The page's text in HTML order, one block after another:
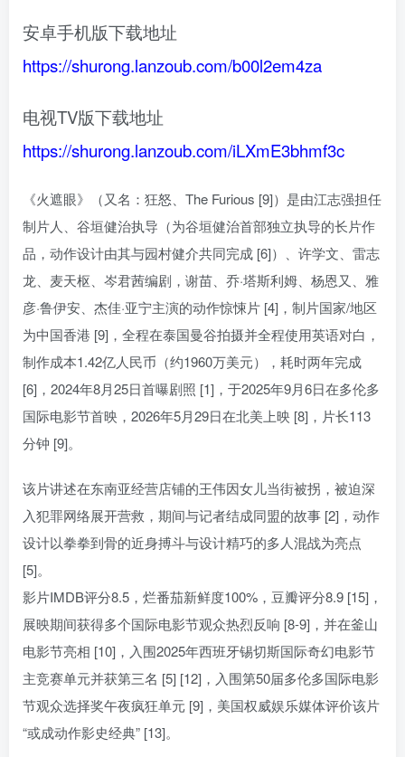
安卓手机版下载地址
https://shurong.lanzoub.com/b00l2em4za
电视TV版下载地址
https://shurong.lanzoub.com/iLXmE3bhmf3c
《火遮眼》（又名：狂怒、The Furious [9]）是由江志强担任
制片人、谷垣健治执导（为谷垣健治首部独立执导的长片作
品，动作设计由其与园村健介共同完成 [6]）、许学文、雷志
龙、麦天枢、岑君茜编剧，谢苗、乔·塔斯利姆、杨恩又、雅
彦·鲁伊安、杰佳·亚宁主演的动作惊悚片 [4]，制片国家/地区
为中国香港 [9]，全程在泰国曼谷拍摄并全程使用英语对白，
制作成本1.42亿人民币（约1960万美元），耗时两年完成
[6]，2024年8月25日首曝剧照 [1]，于2025年9月6日在多伦多
国际电影节首映，2026年5月29日在北美上映 [8]，片长113
分钟 [9]。
该片讲述在东南亚经营店铺的王伟因女儿当街被拐，被迫深
入犯罪网络展开营救，期间与记者结成同盟的故事 [2]，动作
设计以拳拳到骨的近身搏斗与设计精巧的多人混战为亮点
[5]。
影片IMDB评分8.5，烂番茄新鲜度100%，豆瓣评分8.9 [15]，
展映期间获得多个国际电影节观众热烈反响 [8-9]，并在釜山
电影节亮相 [10]，入围2025年西班牙锡切斯国际奇幻电影节
主竞赛单元并获第三名 [5] [12]，入围第50届多伦多国际电影
节观众选择奖午夜疯狂单元 [9]，美国权威娱乐媒体评价该片
“或成动作影史经典” [13]。